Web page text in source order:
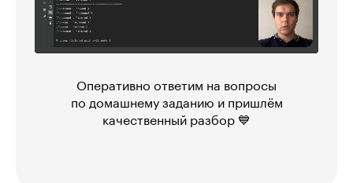
Оперативно ответим на вопросы
по домашнему заданию и пришлём
качественный разбор 💙